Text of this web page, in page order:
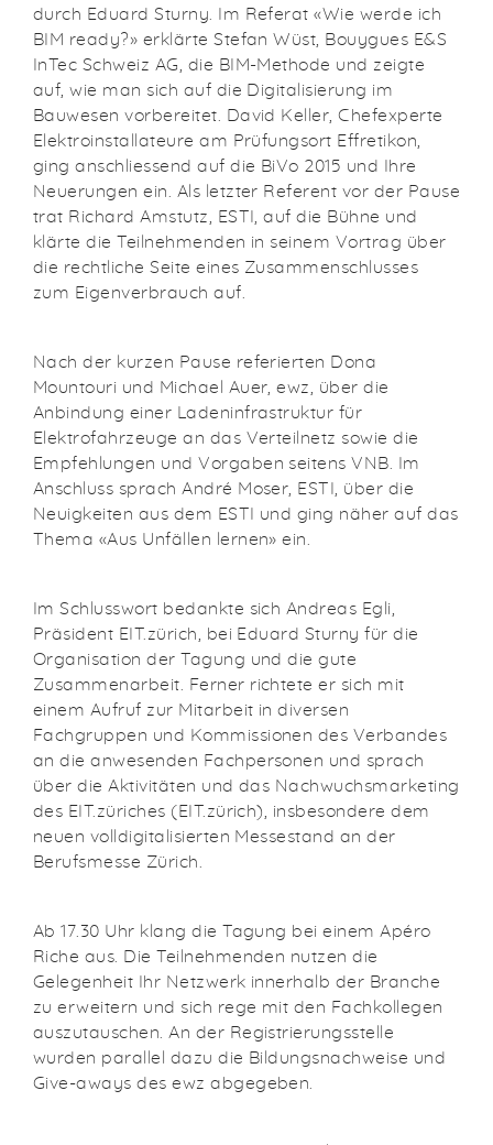
durch Eduard Sturny. Im Referat «Wie werde ich
BIM ready?» erklärte Stefan Wüst, Bouygues E&S
InTec Schweiz AG, die BIM-Methode und zeigte
auf, wie man sich auf die Digitalisierung im
Bauwesen vorbereitet. David Keller, Chefexperte
Elektroinstallateure am Prüfungsort Effretikon,
ging anschliessend auf die BiVo 2015 und Ihre
Neuerungen ein. Als letzter Referent vor der Pause
trat Richard Amstutz, ESTI, auf die Bühne und
klärte die Teilnehmenden in seinem Vortrag über
die rechtliche Seite eines Zusammenschlusses
zum Eigenverbrauch auf.
Nach der kurzen Pause referierten Dona
Mountouri und Michael Auer, ewz, über die
Anbindung einer Ladeninfrastruktur für
Elektrofahrzeuge an das Verteilnetz sowie die
Empfehlungen und Vorgaben seitens VNB. Im
Anschluss sprach André Moser, ESTI, über die
Neuigkeiten aus dem ESTI und ging näher auf das
Thema «Aus Unfällen lernen» ein.
Im Schlusswort bedankte sich Andreas Egli,
Präsident EIT.zürich, bei Eduard Sturny für die
Organisation der Tagung und die gute
Zusammenarbeit. Ferner richtete er sich mit
einem Aufruf zur Mitarbeit in diversen
Fachgruppen und Kommissionen des Verbandes
an die anwesenden Fachpersonen und sprach
über die Aktivitäten und das Nachwuchsmarketing
des EIT.züriches (EIT.zürich), insbesondere dem
neuen volldigitalisierten Messestand an der
Berufsmesse Zürich.
Ab 17.30 Uhr klang die Tagung bei einem Apéro
Riche aus. Die Teilnehmenden nutzen die
Gelegenheit Ihr Netzwerk innerhalb der Branche
zu erweitern und sich rege mit den Fachkollegen
auszutauschen. An der Registrierungsstelle
wurden parallel dazu die Bildungsnachweise und
Give-aways des ewz abgegeben.